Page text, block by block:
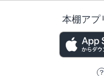
本棚アプ